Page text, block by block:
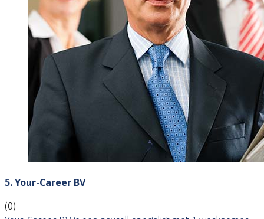
5. Your-Career BV
(0)